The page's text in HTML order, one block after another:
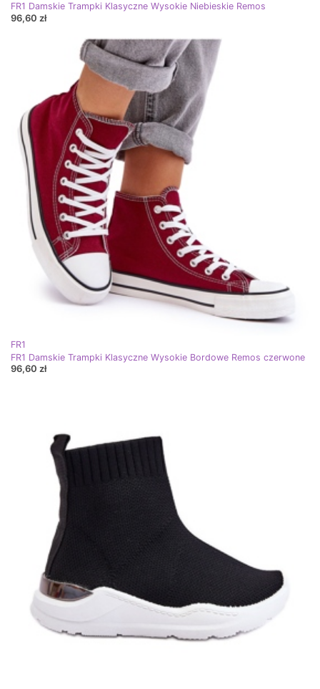
FR1 Damskie Trampki Klasyczne Wysokie Niebieskie Remos
96,60 zł
FR1
FR1 Damskie Trampki Klasyczne Wysokie Bordowe Remos czerwone
96,60 zł